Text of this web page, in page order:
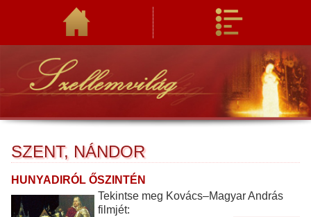
SZENT, NÁNDOR
HUNYADIRÓL ŐSZINTÉN
Tekintse meg Kovács–Magyar András
filmjét: